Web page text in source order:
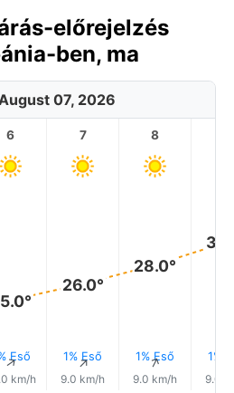
előrejelzés
ben, ma
07, 2026
6
Eső
↑
km/h
7
26.0°
1% Eső
↑
9.0 km/h
8
28.0°
1% Eső
↑
9.0 km/h
1%
9.0